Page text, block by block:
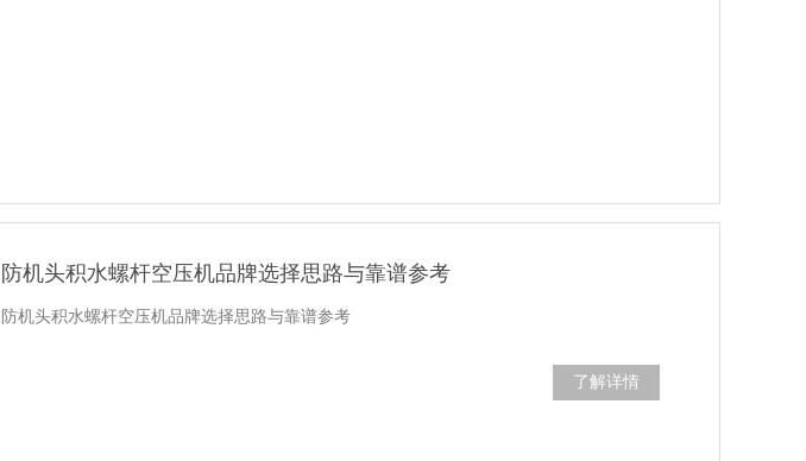
防机头积水螺杆空压机品牌选择思路与靠谱参考
防机头积水螺杆空压机品牌选择思路与靠谱参考
了解详情